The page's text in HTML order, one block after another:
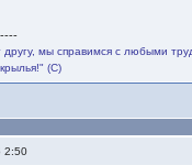
другу, мы справимся с любыми
(С)
2:50